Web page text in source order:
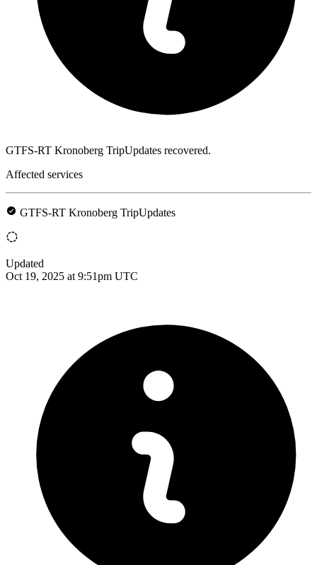
GTFS-RT Kronoberg TripUpdates recovered.
Affected services
GTFS-RT Kronoberg TripUpdates
Updated
Oct 19, 2025 at 9:51pm UTC